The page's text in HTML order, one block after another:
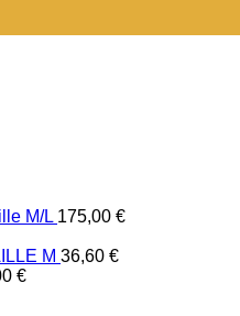
M/L 175,00 €
M 36,60 €
€